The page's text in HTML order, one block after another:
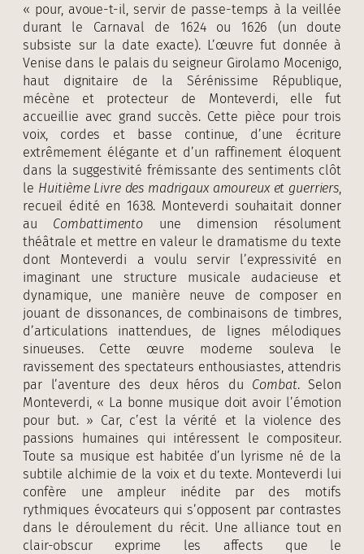
« pour, avoue-t-il, servir de passe-temps à la veillée
durant le Carnaval de 1624 ou 1626 (un doute
subsiste sur la date exacte). L’œuvre fut donnée à
Venise dans le palais du seigneur Girolamo Mocenigo,
haut dignitaire de la Sérénissime République,
mécène et protecteur de Monteverdi, elle fut
accueillie avec grand succès. Cette pièce pour trois
voix, cordes et basse continue, d’une écriture
extrêmement élégante et d’un raffinement éloquent
dans la suggestivité frémissante des sentiments clôt
le Huitième Livre des madrigaux amoureux et guerriers,
recueil édité en 1638. Monteverdi souhaitait donner
au Combattimento une dimension résolument
théâtrale et mettre en valeur le dramatisme du texte
dont Monteverdi a voulu servir l’expressivité en
imaginant une structure musicale audacieuse et
dynamique, une manière neuve de composer en
jouant de dissonances, de combinaisons de timbres,
d’articulations inattendues, de lignes mélodiques
sinueuses. Cette œuvre moderne souleva le
ravissement des spectateurs enthousiastes, attendris
par l’aventure des deux héros du Combat. Selon
Monteverdi, « La bonne musique doit avoir l’émotion
pour but. » Car, c’est la vérité et la violence des
passions humaines qui intéressent le compositeur.
Toute sa musique est habitée d’un lyrisme né de la
subtile alchimie de la voix et du texte. Monteverdi lui
confère une ampleur inédite par des motifs
rythmiques évocateurs qui s’opposent par contrastes
dans le déroulement du récit. Une alliance tout en
clair-obscur exprime les affects que le